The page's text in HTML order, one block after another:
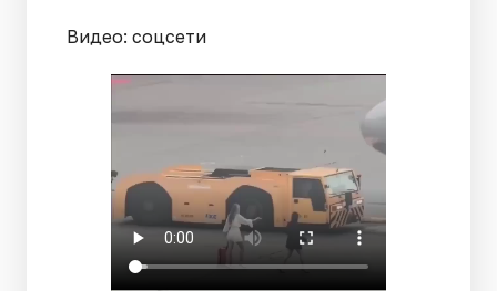
Видео: соцсети